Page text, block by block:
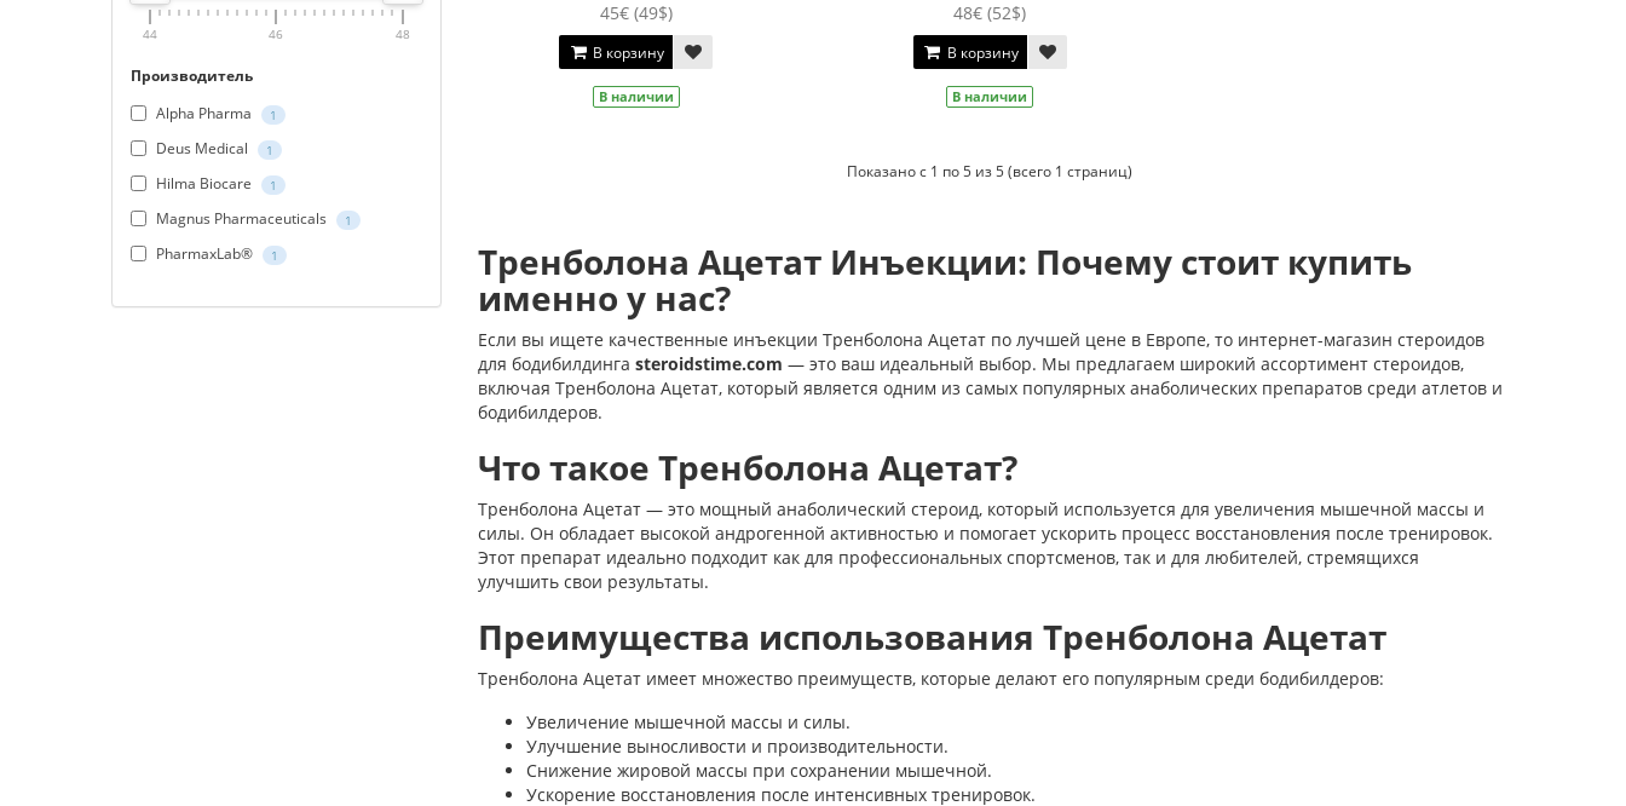
44 46 48
Производитель
Alpha Pharma
1
Deus Medical 1
Hilma Biocare 1
Magnus Pharmaceuticals 1
PharmaxLab® 1
45€ (49$)
В корзину
В наличии
48€ (52$)
В корзину
В наличии
Показано с 1 по 5 из 5 (всего 1 страниц)
Тренболона Ацетат Инъекции: Почему стоит купить
именно у нас?
Если вы ищете качественные инъекции Тренболона Ацетат по лучшей цене в Европе, то интернет-магазин стероидов
для бодибилдинга steroidstime.com — это ваш идеальный выбор. Мы предлагаем широкий ассортимент стероидов,
включая Тренболона Ацетат, который является одним из самых популярных анаболических препаратов среди атлетов и
бодибилдеров.
Что такое Тренболона Ацетат?
Тренболона Ацетат — это мощный анаболический стероид, который используется для увеличения мышечной массы и
силы. Он обладает высокой андрогенной активностью и помогает ускорить процесс восстановления после тренировок.
Этот препарат идеально подходит как для профессиональных спортсменов, так и для любителей, стремящихся
улучшить свои результаты.
Преимущества использования Тренболона Ацетат
Тренболона Ацетат имеет множество преимуществ, которые делают его популярным среди бодибилдеров:
Увеличение мышечной массы и силы.
Улучшение выносливости и производительности.
Снижение жировой массы при сохранении мышечной.
Ускорение восстановления после интенсивных тренировок.